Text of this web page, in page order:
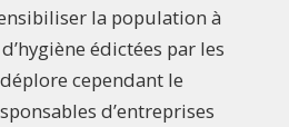
la population à
édictées par les
cependant le
d’entreprises